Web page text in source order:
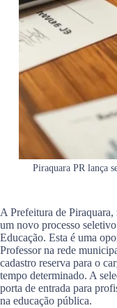
Piraquara PR lança
A Prefeitura de
um novo processo
Educação. Esta é uma
Professor na rede
cadastro reserva para o
tempo determinado. A
porta de entrada para
na educação pública.